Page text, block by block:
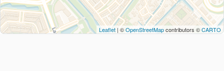
Leaflet | ©OpenStreetMapcontributors ©CARTO